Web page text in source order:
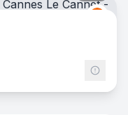
Ibis
10